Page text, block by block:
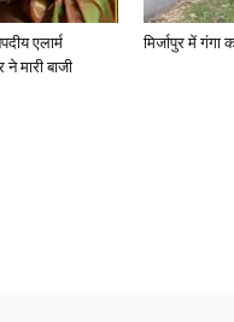
एलार्म
मारी बाजी
मिर्जापुर में गंगा